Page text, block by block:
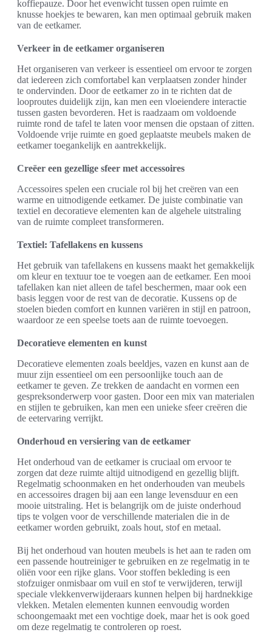
koffiepauze. Door het evenwicht tussen open ruimte en
knusse hoekjes te bewaren, kan men optimaal gebruik maken
van de eetkamer.
Verkeer in de eetkamer organiseren
Het organiseren van verkeer is essentieel om ervoor te zorgen
dat iedereen zich comfortabel kan verplaatsen zonder hinder
te ondervinden. Door de eetkamer zo in te richten dat de
looproutes duidelijk zijn, kan men een vloeiendere interactie
tussen gasten bevorderen. Het is raadzaam om voldoende
ruimte rond de tafel te laten voor mensen die opstaan of zitten.
Voldoende vrije ruimte en goed geplaatste meubels maken de
eetkamer toegankelijk en aantrekkelijk.
Creëer een gezellige sfeer met accessoires
Accessoires spelen een cruciale rol bij het creëren van een
warme en uitnodigende eetkamer. De juiste combinatie van
textiel en decoratieve elementen kan de algehele uitstraling
van de ruimte compleet transformeren.
Textiel: Tafellakens en kussens
Het gebruik van tafellakens en kussens maakt het gemakkelijk
om kleur en textuur toe te voegen aan de eetkamer. Een mooi
tafellaken kan niet alleen de tafel beschermen, maar ook een
basis leggen voor de rest van de decoratie. Kussens op de
stoelen bieden comfort en kunnen variëren in stijl en patroon,
waardoor ze een speelse toets aan de ruimte toevoegen.
Decoratieve elementen en kunst
Decoratieve elementen zoals beeldjes, vazen en kunst aan de
muur zijn essentieel om een persoonlijke touch aan de
eetkamer te geven. Ze trekken de aandacht en vormen een
gespreksonderwerp voor gasten. Door een mix van materialen
en stijlen te gebruiken, kan men een unieke sfeer creëren die
de eetervaring verrijkt.
Onderhoud en versiering van de eetkamer
Het onderhoud van de eetkamer is cruciaal om ervoor te
zorgen dat deze ruimte altijd uitnodigend en gezellig blijft.
Regelmatig schoonmaken en het onderhouden van meubels
en accessoires dragen bij aan een lange levensduur en een
mooie uitstraling. Het is belangrijk om de juiste onderhoud
tips te volgen voor de verschillende materialen die in de
eetkamer worden gebruikt, zoals hout, stof en metaal.
Bij het onderhoud van houten meubels is het aan te raden om
een passende houtreiniger te gebruiken en ze regelmatig in te
oliën voor een rijke glans. Voor stoffen bekleding is een
stofzuiger onmisbaar om vuil en stof te verwijderen, terwijl
speciale vlekkenverwijderaars kunnen helpen bij hardnekkige
vlekken. Metalen elementen kunnen eenvoudig worden
schoongemaakt met een vochtige doek, maar het is ook goed
om deze regelmatig te controleren op roest.